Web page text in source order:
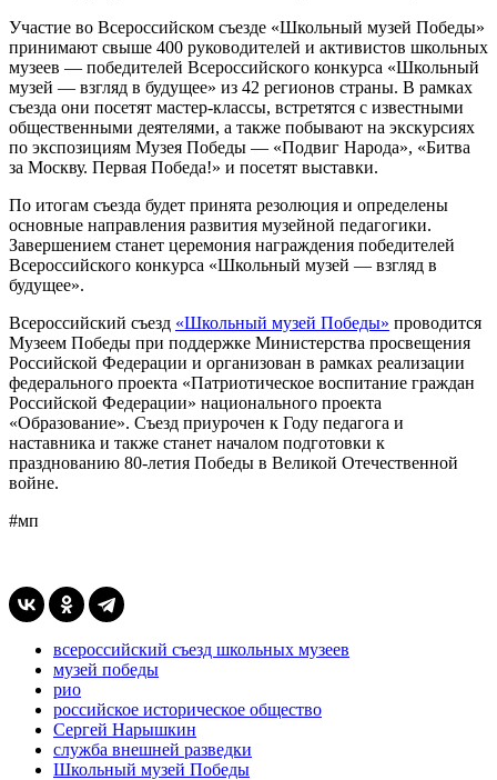
Участие во Всероссийском съезде «Школьный музей Победы»
принимают свыше 400 руководителей и активистов школьных
музеев — победителей Всероссийского конкурса «Школьный
музей — взгляд в будущее» из 42 регионов страны. В рамках
съезда они посетят мастер-классы, встретятся с известными
общественными деятелями, а также побывают на экскурсиях
по экспозициям Музея Победы — «Подвиг Народа», «Битва
за Москву. Первая Победа!» и посетят выставки.
По итогам съезда будет принята резолюция и определены
основные направления развития музейной педагогики.
Завершением станет церемония награждения победителей
Всероссийского конкурса «Школьный музей — взгляд в
будущее».
Всероссийский съезд «Школьный музей Победы» проводится
Музеем Победы при поддержке Министерства просвещения
Российской Федерации и организован в рамках реализации
федерального проекта «Патриотическое воспитание граждан
Российской Федерации» национального проекта
«Образование». Съезд приурочен к Году педагога и
наставника и также станет началом подготовки к
празднованию 80-летия Победы в Великой Отечественной
войне.
#мп
всероссийский съезд школьных музеев
музей победы
рио
российское историческое общество
Сергей Нарышкин
служба внешней разведки
Школьный музей Победы